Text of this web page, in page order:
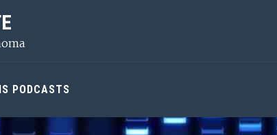
PODCASTS